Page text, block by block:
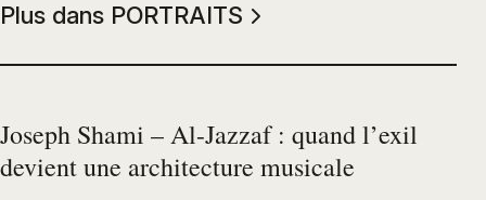
Plus dans PORTRAITS
Joseph Shami – Al-Jazzaf : quand l’exil
devient une architecture musicale